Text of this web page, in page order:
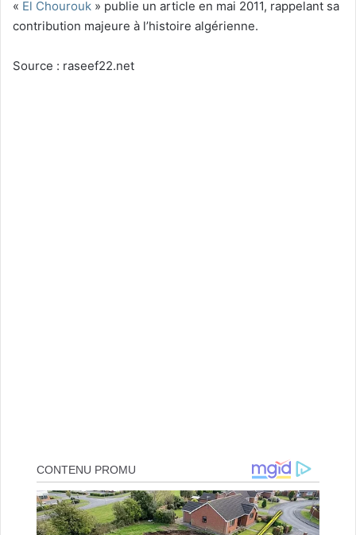
« El Chourouk » publie un article en mai 2011, rappelant sa
contribution majeure à l’histoire algérienne.
Source : raseef22.net